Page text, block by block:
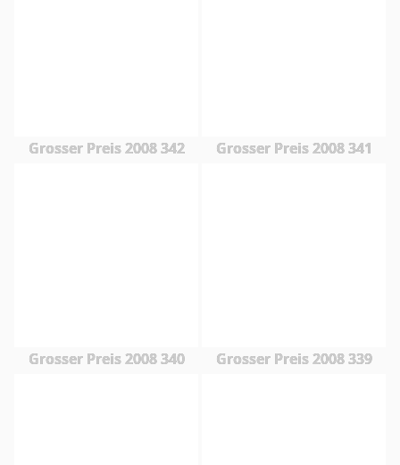
Grosser Preis 2008 342 Grosser Preis 2008 341
Grosser Preis 2008 340 Grosser Preis 2008 339